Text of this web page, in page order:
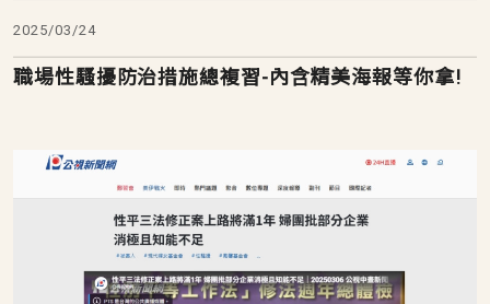
2025/03/24
職場性騷擾防治措施總複習-內含精美海報等你拿!